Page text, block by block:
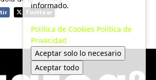
Twittear
informado.
Política de Cookies Política de
Privacidad
Aceptar solo lo necesario
Aceptar todo